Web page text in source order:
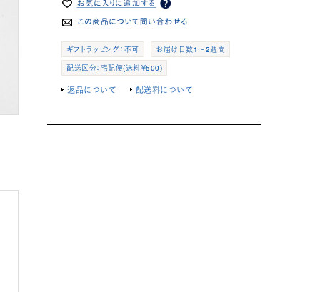
ギフトラッピング：不可
お届け日数1～2週間
配送区分：宅配便(送料￥500)
返品について 配送料について